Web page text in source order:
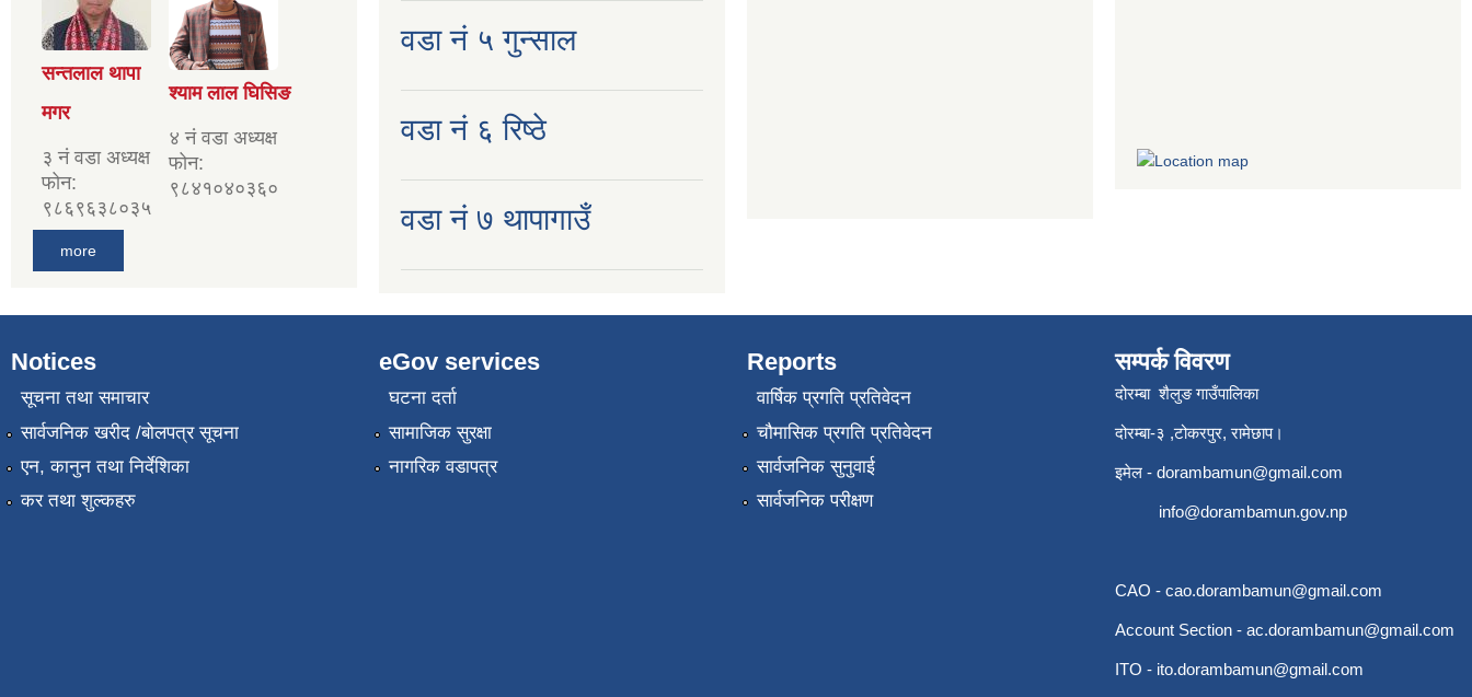
सन्तलाल थापा
मगर
३ नं वडा अध्यक्ष
फोन:
९८६९६३८०३५
श्याम लाल घिसिङ
४ नं वडा अध्यक्ष
फोन:
९८४१०४०३६०
more
वडा नं ५ गुन्साल
वडा नं ६ रिष्ठे
वडा नं ७ थापागाउँ
Notices
सूचना तथा समाचार
सार्वजनिक खरीद /बोलपत्र सूचना
एन, कानुन तथा निर्देशिका
कर तथा शुल्कहरु
eGov services
घटना दर्ता
सामाजिक सुरक्षा
नागरिक वडापत्र
Reports
वार्षिक प्रगति प्रतिवेदन
चौमासिक प्रगति प्रतिवेदन
सार्वजनिक सुनुवाई
सार्वजनिक परीक्षण
सम्पर्क विवरण
दोरम्बा शैलुङ गाउँपालिका
दोरम्बा-३ ,टोकरपुर, रामेछाप।
इमेल - dorambamun@gmail.com
info@dorambamun.gov.np
CAO - cao.dorambamun@gmail.com
Account Section - ac.dorambamun@gmail.com
ITO - ito.dorambamun@gmail.com